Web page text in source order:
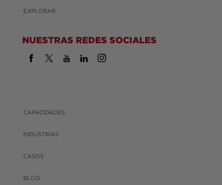
EXPLORAR
NUESTRAS REDES SOCIALES
CAPACIDADES
INDUSTRIAS
CASOS
BLOG